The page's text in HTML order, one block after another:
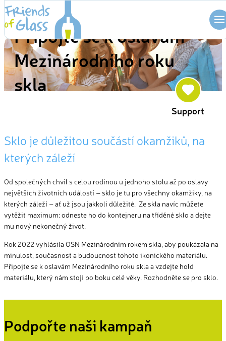
Skip
to
content
KAMPAŇ
Připojte se k oslavám
Mezinárodního roku
skla
Support
Sklo je důležitou součástí okamžiků, na
kterých záleží
Od společných chvil s celou rodinou u jednoho stolu až po oslavy
největších životních událostí – sklo je tu pro všechny okamžiky, na
kterých záleží – ať už jsou jakkoli důležité. Ze skla navíc můžete
vytěžit maximum: odneste ho do kontejneru na tříděné sklo a dejte
mu nový nekonečný život.
Rok 2022 vyhlásila OSN Mezinárodním rokem skla, aby poukázala na
minulost, současnost a budoucnost tohoto ikonického materiálu.
Připojte se k oslavám Mezinárodního roku skla a vzdejte hold
materiálu, který nám stojí po boku celé věky. Rozhodněte se pro sklo.
Podpořte naši kampaň